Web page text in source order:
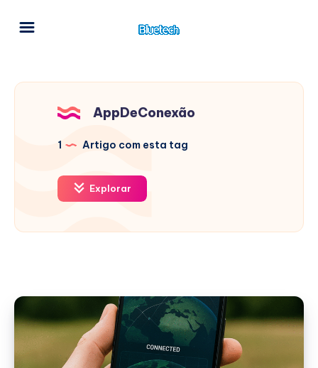
AppDeConexão
1 Artigo com esta tag
Explorar